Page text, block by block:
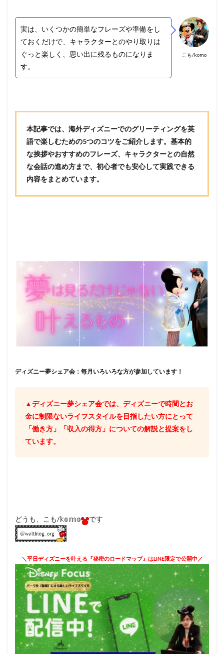
こも/komo
実は、いくつかの簡単なフレーズや準備をし
ておくだけで、キャラクターとのやり取りは
ぐっと楽しく、思い出に残るものになりま
す。
本記事では、海外ディズニーでのグリーティングを英
語で楽しむための5つのコツをご紹介します。基本的
な挨拶やおすすめのフレーズ、キャラクターとの自然
な会話の進め方まで、初心者でも安心して実践できる
内容をまとめています。
ディズニー夢シェア会：毎月いろいろな方が参加しています！
▲ディズニー夢シェア会では、ディズニーで時間とお
金に制限ないライフスタイルを目指したい方にとって
「働き方」
「収入の得方」についての解説と提案をし
ています。
どうも、こも/𝕜𝕠𝕞𝕠 です
＼平日ディズニーを叶える『秘密のロードマップ』はLINE限定で公開中／